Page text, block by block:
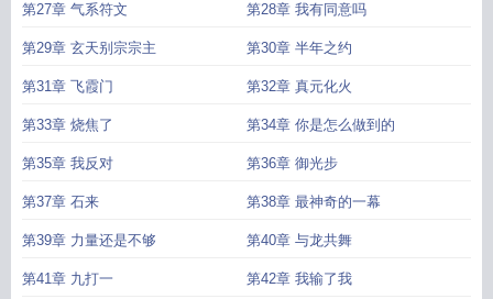
第27章 气系符文 第28章 我有同意吗
第29章 玄天别宗宗主 第30章 半年之约
第31章 飞霞门 第32章 真元化火
第33章 烧焦了 第34章 你是怎么做到的
第35章 我反对 第36章 御光步
第37章 石来 第38章 最神奇的一幕
第39章 力量还是不够 第40章 与龙共舞
第41章 九打一 第42章 我输了我